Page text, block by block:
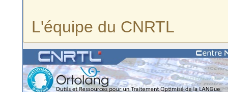
L'équipe du CNRTL